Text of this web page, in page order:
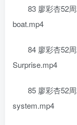
83 廖彩杏52
boat.mp4
84 廖彩杏52
Surprise.mp4
85 廖彩杏52
system.mp4